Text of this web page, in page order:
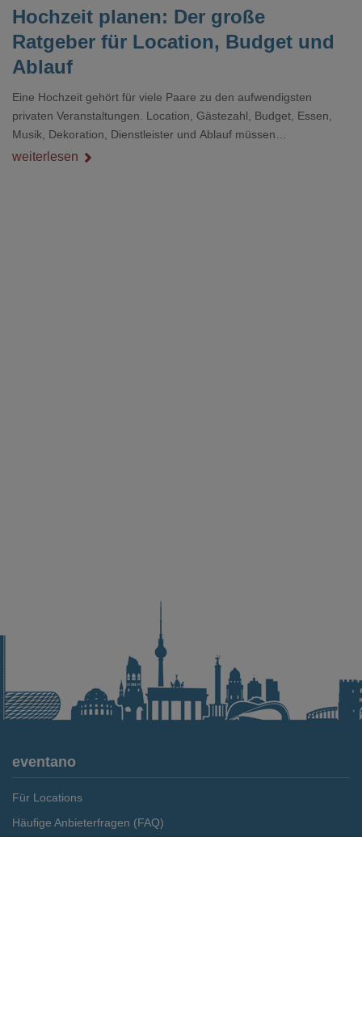
Hochzeit planen: Der große
Ratgeber für Location, Budget und
Ablauf
Eine Hochzeit gehört für viele Paare zu den aufwendigsten
privaten Veranstaltungen. Location, Gästezahl, Budget, Essen,
Musik, Dekoration, Dienstleister und Ablauf müssen
zusammenpassen, damit der Tag gut organisiert ist und trotzdem
weiterlesen
eventano
Für Locations
Häufige Anbieterfragen (FAQ)